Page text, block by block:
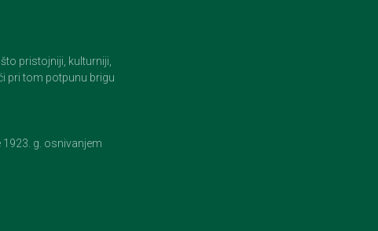
pristojniji, kulturniji,
pri tom potpunu brigu
1923. g. osnivanjem